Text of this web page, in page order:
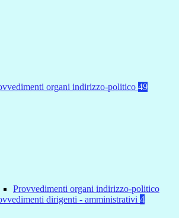
organi indirizzo-politico 49
Provvedimenti organi indirizzo-politico
dirigenti - amministrativi 4